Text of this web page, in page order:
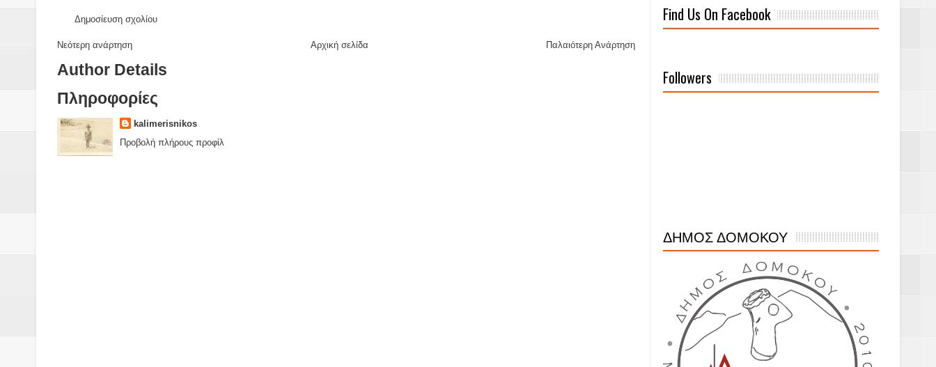
Δημοσίευση σχολίου
Νεότερη ανάρτηση Παλαιότερη Ανάρτηση
Αρχική σελίδα
Author Details
Πληροφορίες
kalimerisnikos
Προβολή πλήρους προφίλ
Find Us On Facebook
Followers
ΔΗΜΟΣ ΔΟΜΟΚΟΥ